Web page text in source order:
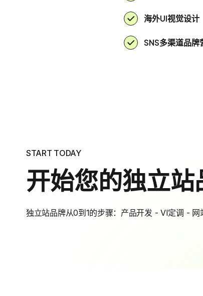
海外UI视觉设计
SNS多渠道品牌
START TODAY
开始您的独立站
独立站品牌从0到1的步骤：产品开发 - VI定调 -